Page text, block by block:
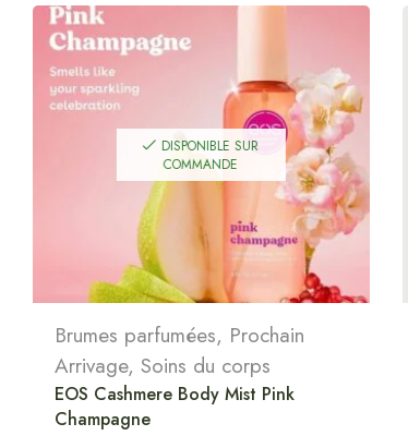
DISPONIBLE SUR
COMMANDE
Brumes parfumées, Prochain
Arrivage, Soins du corps
EOS Cashmere Body Mist Pink
Champagne